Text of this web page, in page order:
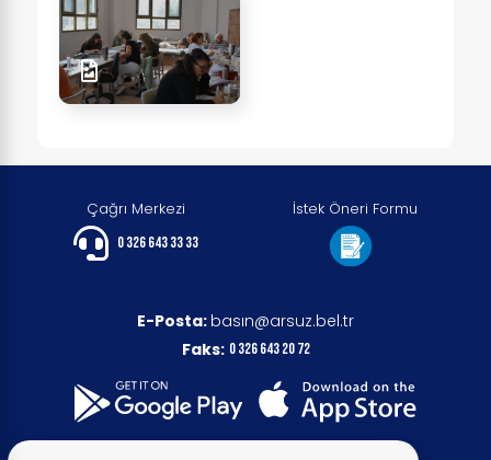
Çağrı Merkezi
0 326 643 33 33
İstek Öneri Formu
E-Posta: basın@arsuz.bel.tr
Faks: 0 326 643 20 72